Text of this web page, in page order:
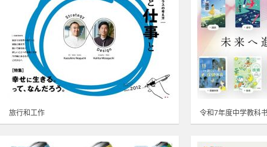
旅行和工作 令和7年度中学教科